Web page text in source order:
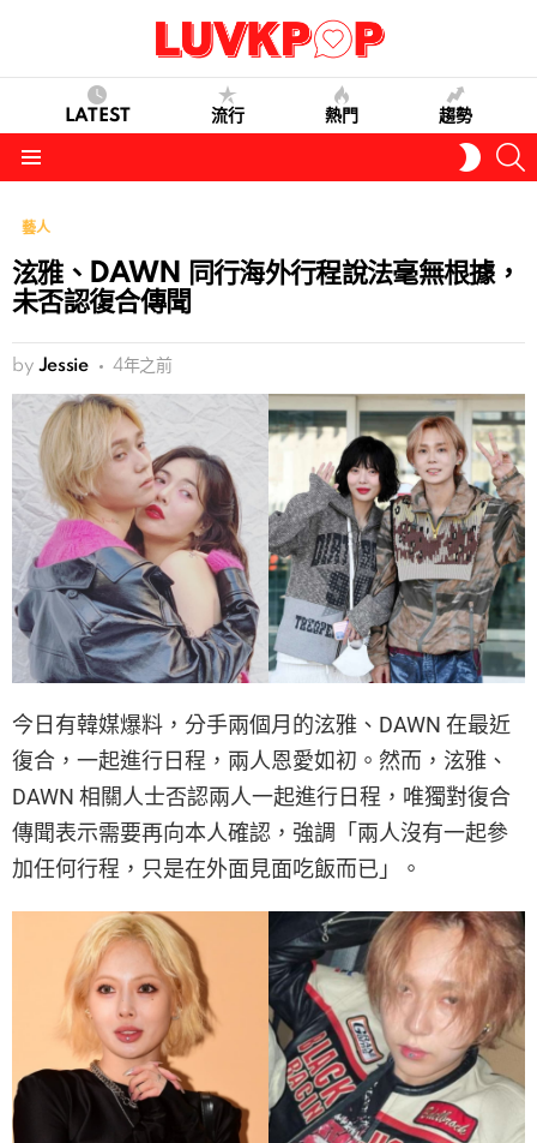
LATEST 流行 熱門 趨勢
SKIN
藝人
泫雅、DAWN 同行海外行程說法毫無根據，
未否認復合傳聞
by Jessie 4年之前
今日有韓媒爆料，分手兩個月的泫雅、DAWN 在最近
復合，一起進行日程，兩人恩愛如初。然而，泫雅、
DAWN 相關人士否認兩人一起進行日程，唯獨對復合
傳聞表示需要再向本人確認，強調「兩人沒有一起參
加任何行程，只是在外面見面吃飯而已」。